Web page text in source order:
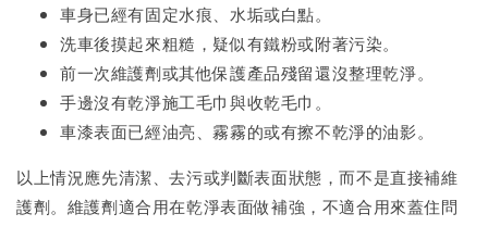
車身已經有固定水痕、水垢或白點。
洗車後摸起來粗糙，疑似有鐵粉或附著污染。
前一次維護劑或其他保護產品殘留還沒整理乾淨。
手邊沒有乾淨施工毛巾與收乾毛巾。
車漆表面已經油亮、霧霧的或有擦不乾淨的油影。
以上情況應先清潔、去污或判斷表面狀態，而不是直接補維
護劑。維護劑適合用在乾淨表面做補強，不適合用來蓋住問